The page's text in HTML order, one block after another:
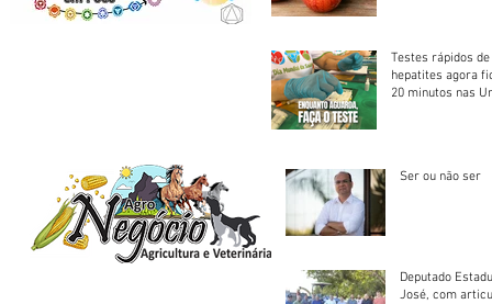
Testes rápidos
hepatites agora
20 minutos nas
Ser ou não ser
Deputado
José, com